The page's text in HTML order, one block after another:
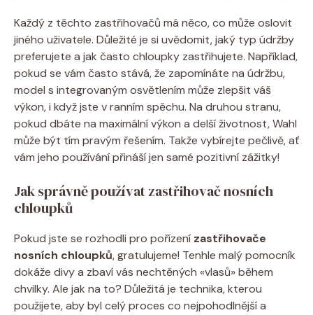
Každý z těchto zastřihovačů má něco, co může oslovit
jiného uživatele. Důležité je si uvědomit, jaký typ údržby
preferujete a jak často chloupky zastřihujete. Například,
pokud se vám často stává, že zapomínáte na údržbu,
model s integrovaným osvětlením může zlepšit váš
výkon, i když jste v ranním spěchu. Na druhou stranu,
pokud dbáte na maximální výkon a delší životnost, Wahl
může být tím pravým řešením. Takže vybírejte pečlivě, ať
vám jeho používání přináší jen samé pozitivní zážitky!
Jak správně používat zastřihovač nosních
chloupků
Pokud jste se rozhodli pro pořízení zastřihovače
nosních chloupků, gratulujeme! Tenhle malý pomocník
dokáže divy a zbaví vás nechtěných «vlasů» během
chvilky. Ale jak na to? Důležitá je technika, kterou
použijete, aby byl celý proces co nejpohodlnější a